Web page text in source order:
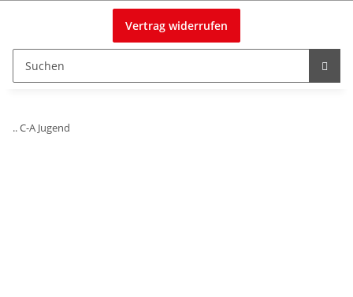
Vertrag widerrufen
.. C-A Jugend